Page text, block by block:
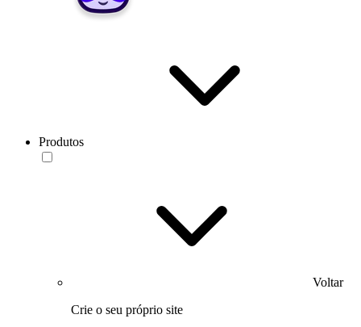
Produtos
Voltar
Crie o seu próprio site